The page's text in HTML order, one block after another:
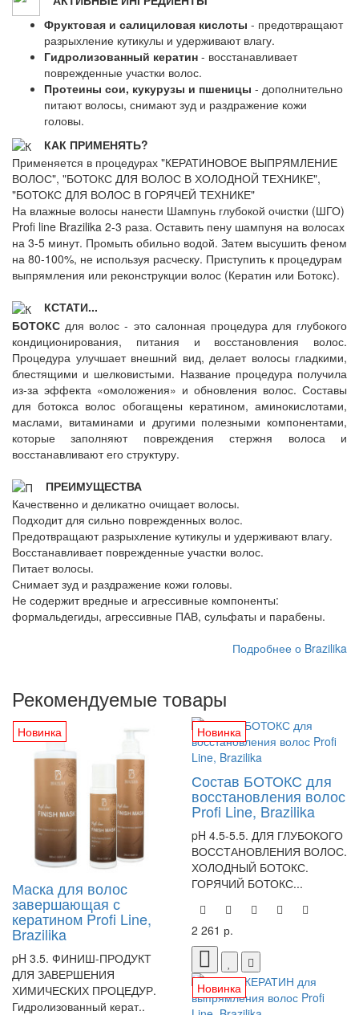
Фруктовая и салициловая кислоты - предотвращают
разрыхление кутикулы и удерживают влагу.
Гидролизованный кератин - восстанавливает
поврежденные участки волос.
Протеины сои, кукурузы и пшеницы - дополнительно
питают волосы, снимают зуд и раздражение кожи
головы.
КАК ПРИМЕНЯТЬ?
Применяется в процедурах "КЕРАТИНОВОЕ ВЫПРЯМЛЕНИЕ
ВОЛОС", "БОТОКС ДЛЯ ВОЛОС В ХОЛОДНОЙ ТЕХНИКЕ",
"БОТОКС ДЛЯ ВОЛОС В ГОРЯЧЕЙ ТЕХНИКЕ"
На влажные волосы нанести Шампунь глубокой очистки (ШГО)
Profi line Brazilika 2-3 раза. Оставить пену шампуня на волосах
на 3-5 минут. Промыть обильно водой. Затем высушить феном
на 80-100%, не используя расческу. Приступить к процедурам
выпрямления или реконструкции волос (Кератин или Ботокс).
КСТАТИ...
БОТОКС для волос - это салонная процедура для глубокого
кондиционирования, питания и восстановления волос.
Процедура улучшает внешний вид, делает волосы гладкими,
блестящими и шелковистыми. Название процедура получила
из-за эффекта «омоложения» и обновления волос. Составы
для ботокса волос обогащены кератином, аминокислотами,
маслами, витаминами и другими полезными компонентами,
которые заполняют повреждения стержня волоса и
восстанавливают его структуру.
ПРЕИМУЩЕСТВА
Качественно и деликатно очищает волосы.
Подходит для сильно поврежденных волос.
Предотвращают разрыхление кутикулы и удерживают влагу.
Восстанавливает поврежденные участки волос.
Питает волосы.
Снимает зуд и раздражение кожи головы.
Не содержит вредные и агрессивные компоненты:
формальдегиды, агрессивные ПАВ, сульфаты и парабены.
Подробнее о Brazilika
Рекомендуемые товары
Новинка
Маска для волос
завершающая с
кератином Profi Line,
Brazilika
pH 3.5. ФИНИШ-ПРОДУКТ
ДЛЯ ЗАВЕРШЕНИЯ
ХИМИЧЕСКИХ ПРОЦЕДУР.
Гидролизованный керат..
Новинка
Состав БОТОКС для
восстановления волос
Profi Line, Brazilika
pH 4.5-5.5. ДЛЯ ГЛУБОКОГО
ВОССТАНОВЛЕНИЯ ВОЛОС.
ХОЛОДНЫЙ БОТОКС.
ГОРЯЧИЙ БОТОКС...
2 261 р.
Новинка